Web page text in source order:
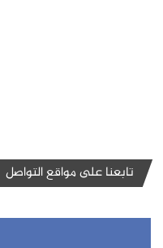
تابعنا على مواقع التواصل